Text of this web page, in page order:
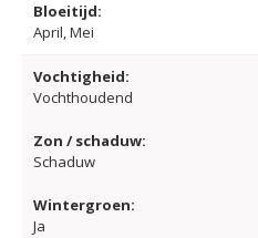
Bloeitijd:
April, Mei
Vochtigheid:
Vochthoudend
Zon / schaduw:
Schaduw
Wintergroen:
Ja